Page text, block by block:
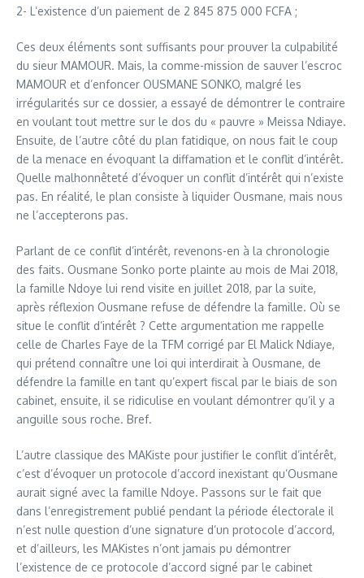
2- L’existence d’un paiement de 2 845 875 000 FCFA ;
Ces deux éléments sont suffisants pour prouver la culpabilité
du sieur MAMOUR. Mais, la comme-mission de sauver l’escroc
MAMOUR et d’enfoncer OUSMANE SONKO, malgré les
irrégularités sur ce dossier, a essayé de démontrer le contraire
en voulant tout mettre sur le dos du « pauvre » Meissa Ndiaye.
Ensuite, de l’autre côté du plan fatidique, on nous fait le coup
de la menace en évoquant la diffamation et le conflit d’intérêt.
Quelle malhonnêteté d’évoquer un conflit d’intérêt qui n’existe
pas. En réalité, le plan consiste à liquider Ousmane, mais nous
ne l’accepterons pas.
Parlant de ce conflit d’intérêt, revenons-en à la chronologie
des faits. Ousmane Sonko porte plainte au mois de Mai 2018,
la famille Ndoye lui rend visite en juillet 2018, par la suite,
après réflexion Ousmane refuse de défendre la famille. Où se
situe le conflit d’intérêt ? Cette argumentation me rappelle
celle de Charles Faye de la TFM corrigé par El Malick Ndiaye,
qui prétend connaître une loi qui interdirait à Ousmane, de
défendre la famille en tant qu’expert fiscal par le biais de son
cabinet, ensuite, il se ridiculise en voulant démontrer qu’il y a
anguille sous roche. Bref.
L’autre classique des MAKiste pour justifier le conflit d’intérêt,
c’est d’évoquer un protocole d’accord inexistant qu’Ousmane
aurait signé avec la famille Ndoye. Passons sur le fait que
dans l’enregistrement publié pendant la période électorale il
n’est nulle question d’une signature d’un protocole d’accord,
et d’ailleurs, les MAKistes n’ont jamais pu démontrer
l’existence de ce protocole d’accord signé par le cabinet